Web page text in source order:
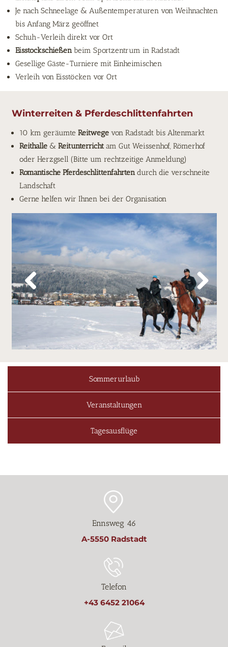
Je nach Schneelage & Außentemperaturen von Weihnachten
bis Anfang März geöffnet
Schuh-Verleih direkt vor Ort
Eisstockschießenbeim Sportzentrum in Radstadt
Gesellige Gäste-Turniere mit Einheimischen
Verleih von Eisstöcken vor Ort
Winterreiten & Pferdeschlittenfahrten
10 km geräumte Reitwegevon Radstadt bis Altenmarkt
Reithalle& Reitunterrichtam Gut Weissenhof, Römerhof
oder Herzgsell (Bitte um rechtzeitige Anmeldung)
Romantische Pferdeschlittenfahrtendurch die verschneite
Landschaft
Gerne helfen wir Ihnen bei der Organisation
Previous Next
Sommerurlaub
Veranstaltungen
Tagesausflüge
Ennsweg 46
A-5550 Radstadt
Telefon
+43 6452 21064